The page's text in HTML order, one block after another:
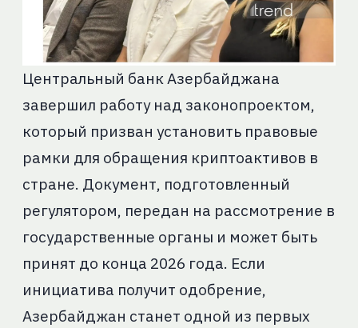
Центральный банк Азербайджана
завершил работу над законопроектом,
который призван установить правовые
рамки для обращения криптоактивов в
стране. Документ, подготовленный
регулятором, передан на рассмотрение в
государственные органы и может быть
принят до конца 2026 года. Если
инициатива получит одобрение,
Азербайджан станет одной из первых